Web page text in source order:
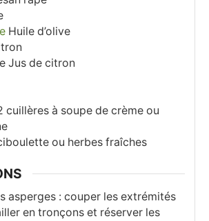
Huile d’olive
Jus de citron
cuillères à soupe de crème ou
ou herbes fraîches
asperges : couper les extrémités
en tronçons et réserver les